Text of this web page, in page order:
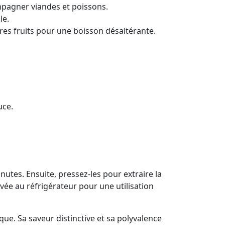
viandes et poissons.
fruits pour une boisson désaltérante.
Ensuite, pressez-les pour extraire la
au réfrigérateur pour une utilisation
Sa saveur distinctive et sa polyvalence